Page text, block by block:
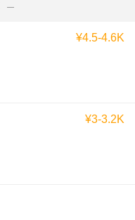
¥4.5-4.6K
¥3-3.2K